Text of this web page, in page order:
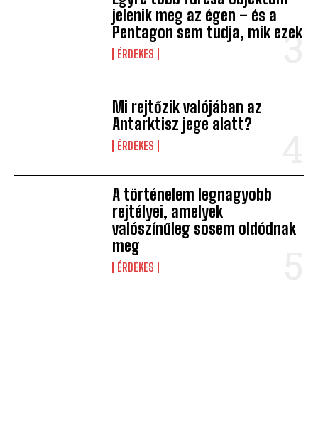
jelenik meg az égen – és a
Pentagon sem tudja, mik ezek
ÉRDEKES
Mi rejtőzik valójában az
Antarktisz jege alatt?
ÉRDEKES
A történelem legnagyobb
rejtélyei, amelyek
valószínűleg sosem oldódnak
meg
ÉRDEKES